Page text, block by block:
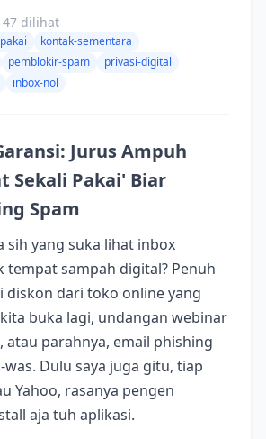
47 dilihat
kontak-sementara
pemblokir-spam
privasi-digital
inbox-nol
Jurus Ampuh
Sekali Pakai' Biar
Spam
sih yang suka lihat inbox
tempat sampah digital? Penuh
diskon dari toko online yang
buka lagi, undangan webinar
atau parahnya, email phishing
Dulu saya juga gitu, tiap
Yahoo, rasanya pengen
aja tuh aplikasi.